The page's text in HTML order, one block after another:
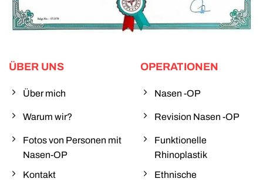
ÜBER UNS
Über mich
Warum wir?
Fotos von Personen mit
Nasen-OP
Kontakt
OPERATIONEN
Nasen -OP
Revision Nasen -OP
Funktionelle
Rhinoplastik
Ethnische